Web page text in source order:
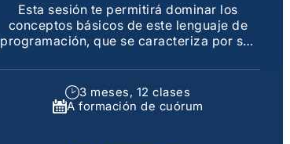
Esta sesión te permitirá dominar los
conceptos básicos de este lenguaje de
programación, que se caracteriza por ser
sencillo
3 meses, 12 clases
A formación de cuórum